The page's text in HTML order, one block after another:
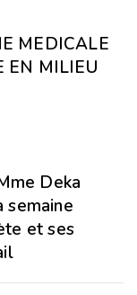
MEDICALE
EN MILIEU
Deka
semaine
et ses